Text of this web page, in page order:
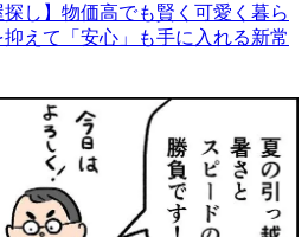
探し】物価高でも賢く可愛く暮ら
えて「安心」も手に入れる新常